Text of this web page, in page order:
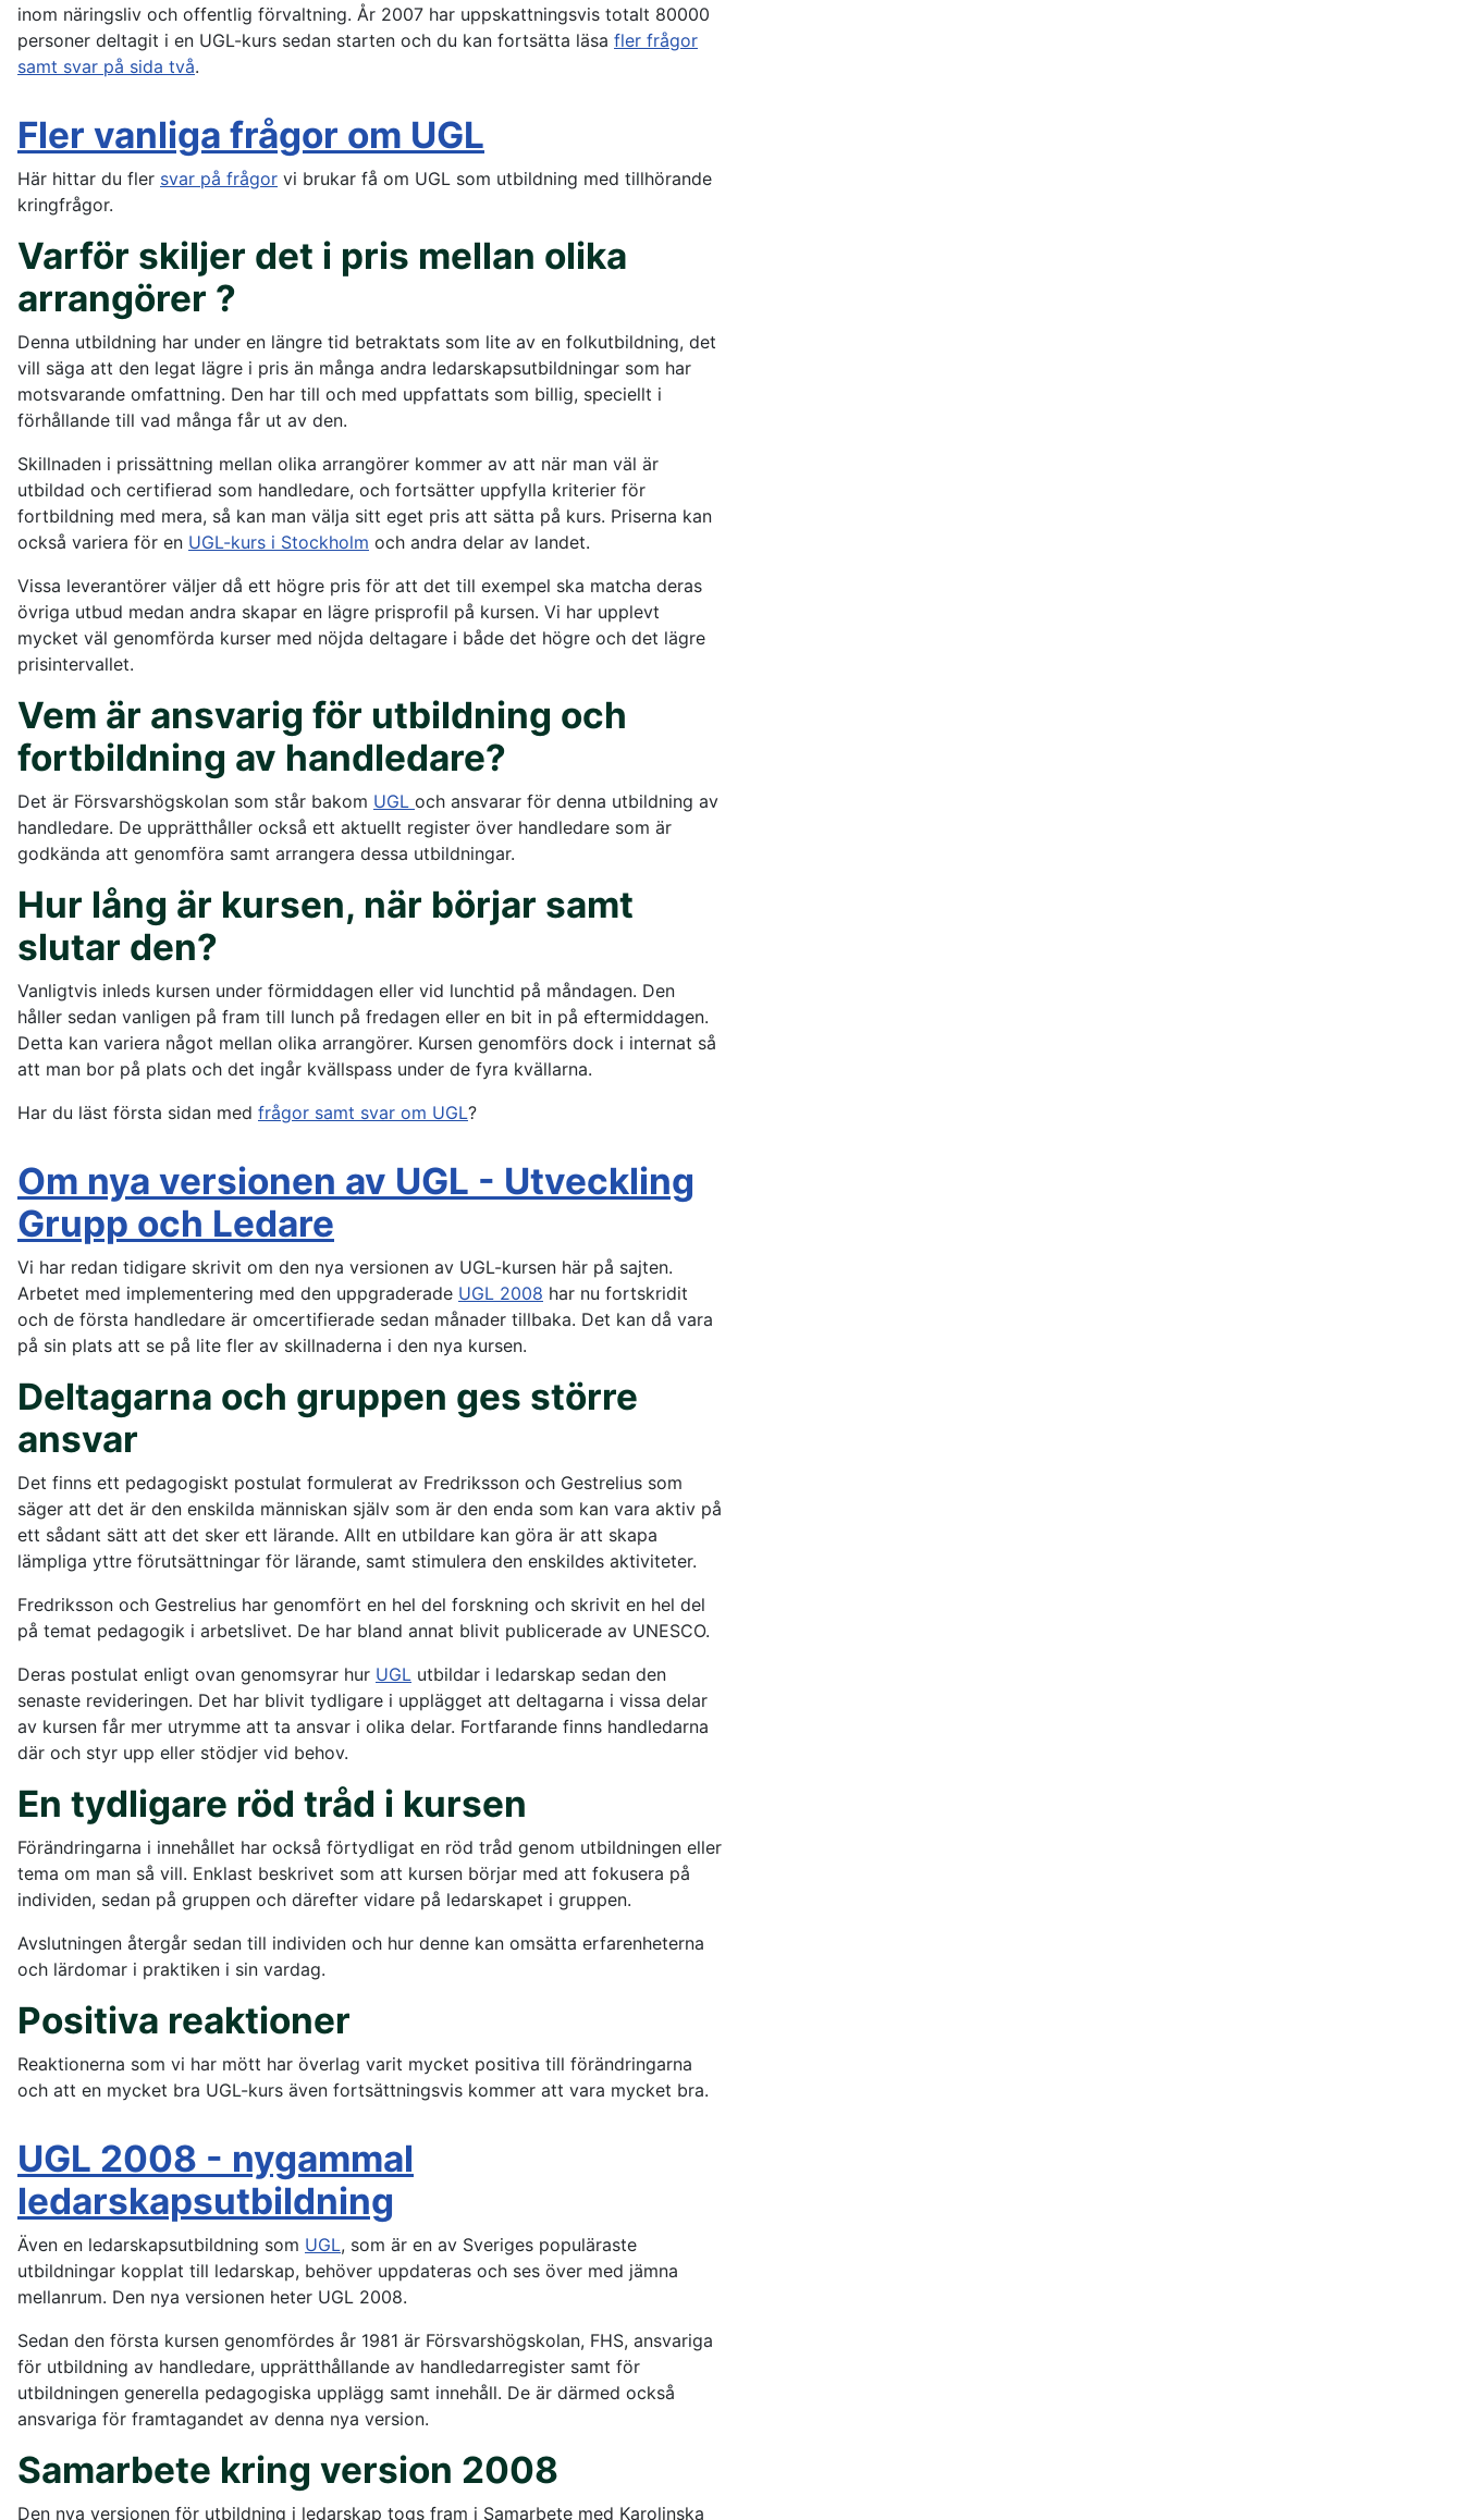
inom näringsliv och offentlig förvaltning. År 2007 har uppskattningsvis totalt 80000
personer deltagit i en UGL-kurs sedan starten och du kan fortsätta läsa fler frågor
samt svar på sida två.
Fler vanliga frågor om UGL
Här hittar du fler svar på frågor vi brukar få om UGL som utbildning med tillhörande
kringfrågor.
Varför skiljer det i pris mellan olika
arrangörer ?
Denna utbildning har under en längre tid betraktats som lite av en folkutbildning, det
vill säga att den legat lägre i pris än många andra ledarskapsutbildningar som har
motsvarande omfattning. Den har till och med uppfattats som billig, speciellt i
förhållande till vad många får ut av den.
Skillnaden i prissättning mellan olika arrangörer kommer av att när man väl är
utbildad och certifierad som handledare, och fortsätter uppfylla kriterier för
fortbildning med mera, så kan man välja sitt eget pris att sätta på kurs. Priserna kan
också variera för en UGL-kurs i Stockholm och andra delar av landet.
Vissa leverantörer väljer då ett högre pris för att det till exempel ska matcha deras
övriga utbud medan andra skapar en lägre prisprofil på kursen. Vi har upplevt
mycket väl genomförda kurser med nöjda deltagare i både det högre och det lägre
prisintervallet.
Vem är ansvarig för utbildning och
fortbildning av handledare?
Det är Försvarshögskolan som står bakom UGL och ansvarar för denna utbildning av
handledare. De upprätthåller också ett aktuellt register över handledare som är
godkända att genomföra samt arrangera dessa utbildningar.
Hur lång är kursen, när börjar samt
slutar den?
Vanligtvis inleds kursen under förmiddagen eller vid lunchtid på måndagen. Den
håller sedan vanligen på fram till lunch på fredagen eller en bit in på eftermiddagen.
Detta kan variera något mellan olika arrangörer. Kursen genomförs dock i internat så
att man bor på plats och det ingår kvällspass under de fyra kvällarna.
Har du läst första sidan med frågor samt svar om UGL?
Om nya versionen av UGL - Utveckling
Grupp och Ledare
Vi har redan tidigare skrivit om den nya versionen av UGL-kursen här på sajten.
Arbetet med implementering med den uppgraderade UGL 2008 har nu fortskridit
och de första handledare är omcertifierade sedan månader tillbaka. Det kan då vara
på sin plats att se på lite fler av skillnaderna i den nya kursen.
Deltagarna och gruppen ges större
ansvar
Det finns ett pedagogiskt postulat formulerat av Fredriksson och Gestrelius som
säger att det är den enskilda människan själv som är den enda som kan vara aktiv på
ett sådant sätt att det sker ett lärande. Allt en utbildare kan göra är att skapa
lämpliga yttre förutsättningar för lärande, samt stimulera den enskildes aktiviteter.
Fredriksson och Gestrelius har genomfört en hel del forskning och skrivit en hel del
på temat pedagogik i arbetslivet. De har bland annat blivit publicerade av UNESCO.
Deras postulat enligt ovan genomsyrar hur UGL utbildar i ledarskap sedan den
senaste revideringen. Det har blivit tydligare i upplägget att deltagarna i vissa delar
av kursen får mer utrymme att ta ansvar i olika delar. Fortfarande finns handledarna
där och styr upp eller stödjer vid behov.
En tydligare röd tråd i kursen
Förändringarna i innehållet har också förtydligat en röd tråd genom utbildningen eller
tema om man så vill. Enklast beskrivet som att kursen börjar med att fokusera på
individen, sedan på gruppen och därefter vidare på ledarskapet i gruppen.
Avslutningen återgår sedan till individen och hur denne kan omsätta erfarenheterna
och lärdomar i praktiken i sin vardag.
Positiva reaktioner
Reaktionerna som vi har mött har överlag varit mycket positiva till förändringarna
och att en mycket bra UGL-kurs även fortsättningsvis kommer att vara mycket bra.
UGL 2008 - nygammal
ledarskapsutbildning
Även en ledarskapsutbildning som UGL, som är en av Sveriges populäraste
utbildningar kopplat till ledarskap, behöver uppdateras och ses över med jämna
mellanrum. Den nya versionen heter UGL 2008.
Sedan den första kursen genomfördes år 1981 är Försvarshögskolan, FHS, ansvariga
för utbildning av handledare, upprätthållande av handledarregister samt för
utbildningen generella pedagogiska upplägg samt innehåll. De är därmed också
ansvariga för framtagandet av denna nya version.
Samarbete kring version 2008
Den nya versionen för utbildning i ledarskap togs fram i Samarbete med Karolinska